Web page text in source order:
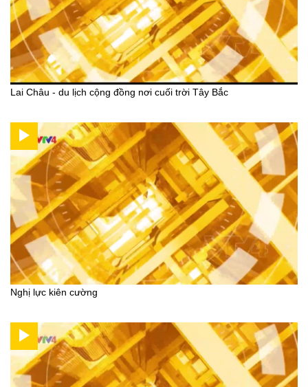
Lai Châu - du lịch cộng đồng nơi cuối trời Tây Bắc
Nghị lực kiên cường